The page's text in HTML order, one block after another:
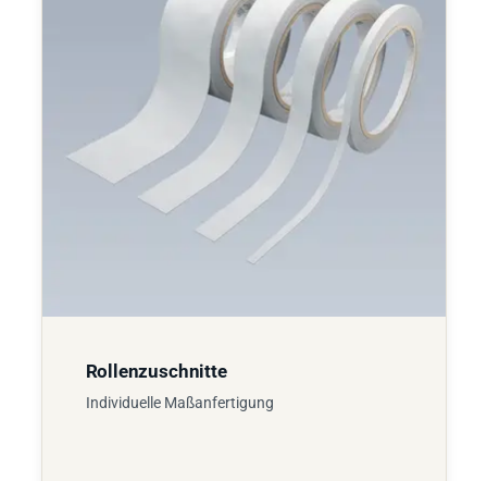
Rollenzuschnitte
Individuelle Maßanfertigung